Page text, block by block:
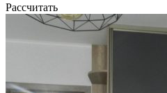
Рассчитать